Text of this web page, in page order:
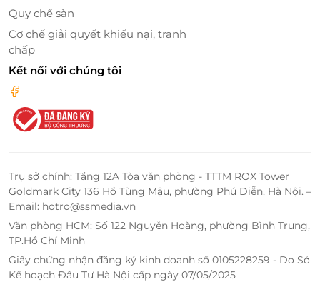
Thực khách đừng quên ghé tới quầy line với đa dạng
lựa chọn và thưởng thức để có bữa ăn thật thỏa
mãn vị giác.
Quy chế sàn
Cơ chế giải quyết khiếu nại, tranh
chấp
Kết nối với chúng tôi
Trụ sở chính: Tầng 12A Tòa văn phòng - TTTM ROX Tower
Goldmark City 136 Hồ Tùng Mậu, phường Phú Diễn, Hà Nội. –
Email: hotro@ssmedia.vn
Văn phòng HCM: Số 122 Nguyễn Hoàng, phường Bình Trưng,
TP.Hồ Chí Minh
Giấy chứng nhận đăng ký kinh doanh số 0105228259 - Do Sở
Kế hoạch Đầu Tư Hà Nội cấp ngày 07/05/2025